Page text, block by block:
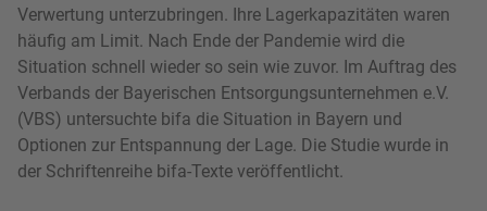
Verwertung unterzubringen. Ihre Lagerkapazitäten waren
häufig am Limit. Nach Ende der Pandemie wird die
Situation schnell wieder so sein wie zuvor. Im Auftrag des
Verbands der Bayerischen Entsorgungsunternehmen e.V.
(VBS) untersuchte bifa die Situation in Bayern und
Optionen zur Entspannung der Lage. Die Studie wurde in
der Schriftenreihe bifa-Texte veröffentlicht.